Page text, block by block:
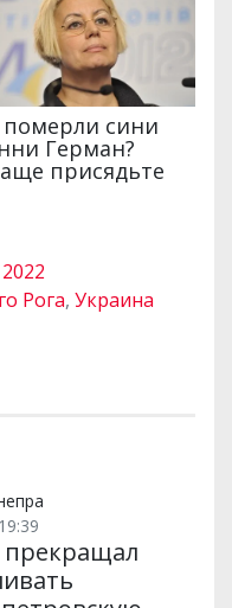
Рога, Украина
прекращал